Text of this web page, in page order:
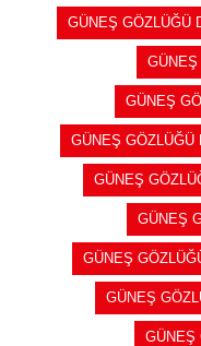
GÜNEŞ GÖZLÜĞÜ
GÜNEŞ
GÜNEŞ
GÜNEŞ GÖZLÜĞÜ
GÜNEŞ
GÜNEŞ
GÜNEŞ
GÜNEŞ
GÜNEŞ